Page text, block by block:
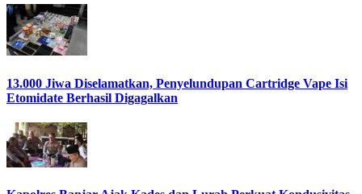
13.000 Jiwa Diselamatkan, Penyelundupan Cartridge Vape Isi
Etomidate Berhasil Digagalkan